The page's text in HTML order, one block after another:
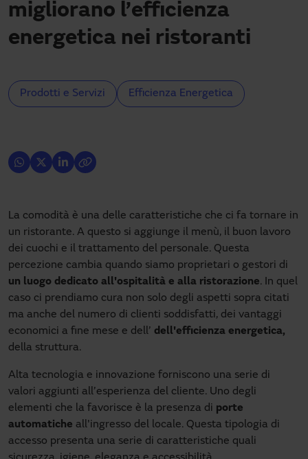
migliorano l’efficienza
energetica nei ristoranti
Prodotti e Servizi Efficienza Energetica
La comodità è una delle caratteristiche che ci fa tornare in
un ristorante. A questo si aggiunge il menù, il buon lavoro
dei cuochi e il trattamento del personale. Questa
percezione cambia quando siamo proprietari o gestori di
un luogo dedicato all'ospitalità e alla ristorazione. In quel
caso ci prendiamo cura non solo degli aspetti sopra citati
ma anche del numero di clienti soddisfatti, dei vantaggi
economici a fine mese e dell’ dell'efficienza energetica,
della struttura.
Alta tecnologia e innovazione forniscono una serie di
valori aggiunti all’esperienza del cliente. Uno degli
elementi che la favorisce è la presenza di porte
automatiche all'ingresso del locale. Questa tipologia di
accesso presenta una serie di caratteristiche quali